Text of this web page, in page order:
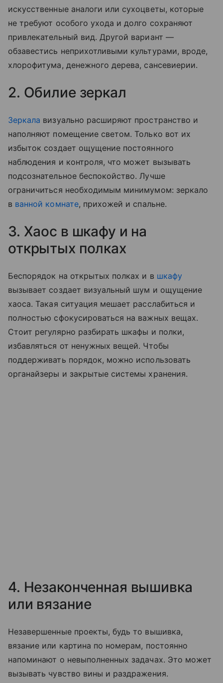
искусственные аналоги или сухоцветы, которые
не требуют особого ухода и долго сохраняют
привлекательный вид. Другой вариант —
обзавестись неприхотливыми культурами, вроде,
хлорофитума, денежного дерева, сансевиерии.
2. Обилие зеркал
Зеркала визуально расширяют пространство и
наполняют помещение светом. Только вот их
избыток создает ощущение постоянного
наблюдения и контроля, что может вызывать
подсознательное беспокойство. Лучше
ограничиться необходимым минимумом: зеркало
в ванной комнате, прихожей и спальне.
3. Хаос в шкафу и на
открытых полках
Беспорядок на открытых полках и в шкафу
вызывает создает визуальный шум и ощущение
хаоса. Такая ситуация мешает расслабиться и
полностью сфокусироваться на важных вещах.
Стоит регулярно разбирать шкафы и полки,
избавляться от ненужных вещей. Чтобы
поддерживать порядок, можно использовать
органайзеры и закрытые системы хранения.
4. Незаконченная вышивка
или вязание
Незавершенные проекты, будь то вышивка,
вязание или картина по номерам, постоянно
напоминают о невыполненных задачах. Это может
вызывать чувство вины и раздражения.